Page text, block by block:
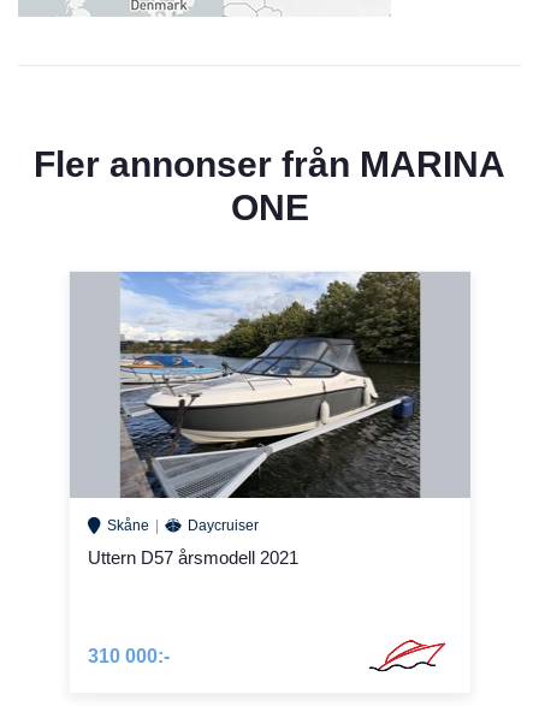
Fler annonser från MARINA
ONE
Skåne Daycruiser
Uttern D57 årsmodell 2021
310 000:-